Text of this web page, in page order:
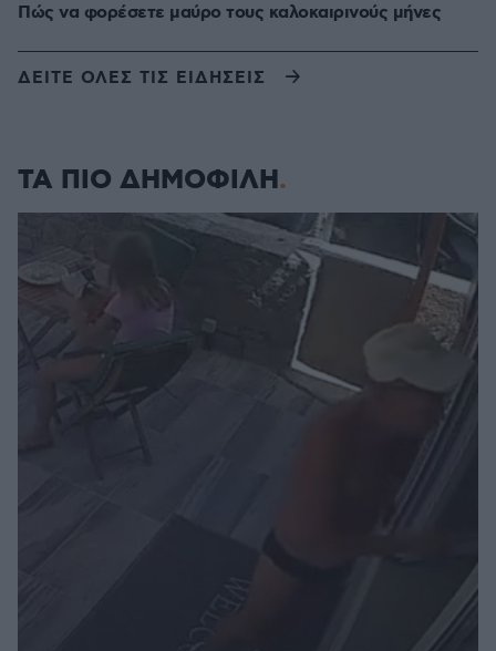
Πώς να φορέσετε μαύρο τους καλοκαιρινούς μήνες
ΔΕΙΤΕ ΟΛΕΣ ΤΙΣ ΕΙΔΗΣΕΙΣ
ΤΑ ΠΙΟ ΔΗΜΟΦΙΛΗ